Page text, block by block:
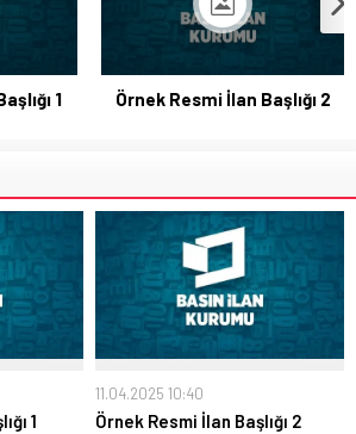
Bölgesi’nde işsizlik değişmedi
Galeri 01.02.2019 18:22
Resmi İlan Başlığı 1
İlanlar
2
Galatasaray, Diagne
transferini KAP’a bildirdi
1
11.04.2025 10:40
Örnek Resmi İlan Başlığı 2